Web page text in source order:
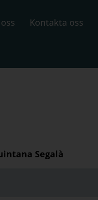
Kontakta oss
Segalà